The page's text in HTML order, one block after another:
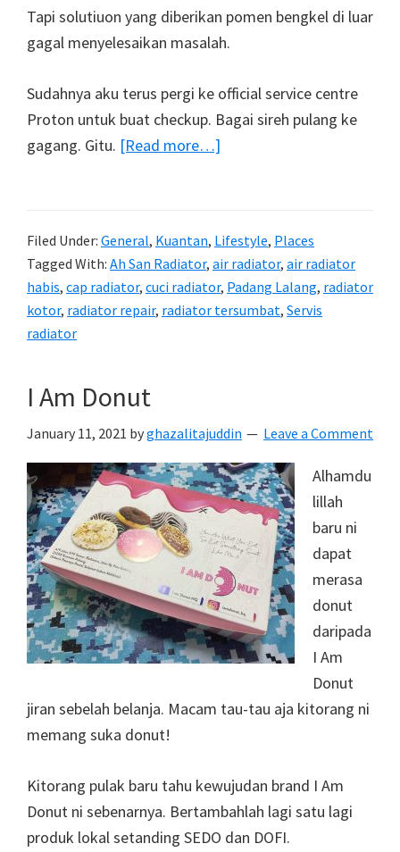
Tapi solutiuon yang diberikan pomen bengkel di luar
gagal menyelesaikan masalah.
Sudahnya aku terus pergi ke official service centre
Proton untuk buat checkup. Bagai sireh pulang ke
gagang. Gitu. [Read more…]
radiator
Proton
Exora
Filed Under: General, Kuantan, Lifestyle, Places
Tagged With: Ah San Radiator, air radiator, air radiator
habis, cap radiator, cuci radiator, Padang Lalang, radiator
kotor, radiator repair, radiator tersumbat, Servis
radiator
I Am Donut
January 11, 2021 byghazalitajuddin Leave a Comment
Alhamdu
lillah
baru ni
dapat
merasa
donut
daripada
I Am
Donut
jiran sebelah belanja. Macam tau-tau aja kitorang ni
memang suka donut!
Kitorang pulak baru tahu kewujudan brand I Am
Donut ni sebenarnya. Bertambahlah lagi satu lagi
produk lokal setanding SEDO dan DOFI.